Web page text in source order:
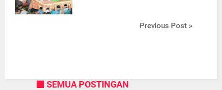
Previous Post »
SEMUA POSTINGAN